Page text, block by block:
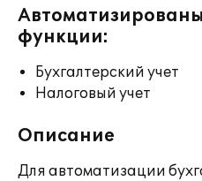
функции:
Бухгалтерский учет
Налоговый учет
Описание
Для автоматизации